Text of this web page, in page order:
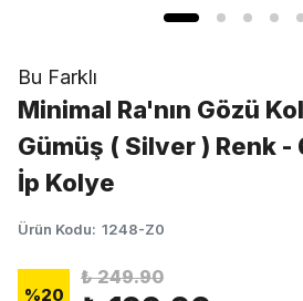
Bu Farklı
Minimal Ra'nın Gözü
Gümüş ( Silver ) Renk -
İp Kolye
Ürün Kodu: 1248-Z0
%20
₺ 249.90